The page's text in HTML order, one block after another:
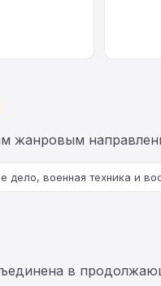
жанровым
дело, военная техника и
в